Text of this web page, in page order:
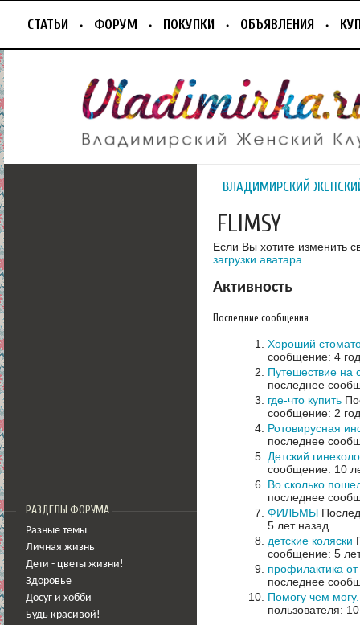
СТАТЬИ ФОРУМ ПОКУПКИ ОБЪЯВЛЕНИЯ
РАЗДЕЛЫ ФОРУМА
Разные темы
Личная жизнь
Дети - цветы жизни!
Здоровье
Досуг и хобби
Будь красивой!
ВЛАДИМИРСКИЙ
FLIMSY
Если Вы хотите изменить
загрузки аватара
Активность
Последние сообщения
Хороший
сообщение: 4
Путешествие на
последнее
где-что купить
сообщение: 2
Ротовирусная
последнее
Детский
сообщение: 10
Во сколько
последнее
ФИЛЬМЫ
5 лет назад
детские коляски
сообщение: 5
профилактика от
последнее
Помогу чем
пользователя: